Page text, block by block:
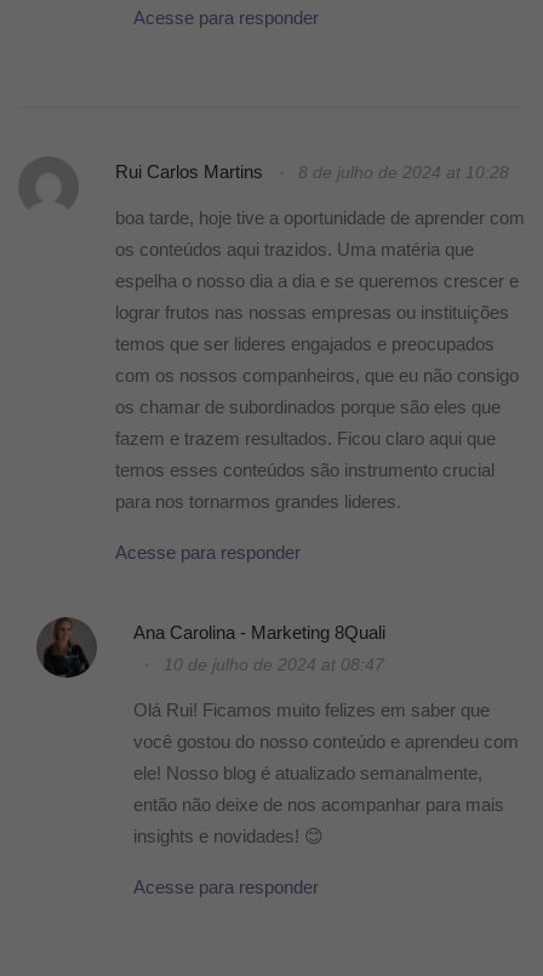
Acesse para responder
Rui Carlos Martins 8 de julho de 2024 at 10:28
boa tarde, hoje tive a oportunidade de aprender com
os conteúdos aqui trazidos. Uma matéria que
espelha o nosso dia a dia e se queremos crescer e
lograr frutos nas nossas empresas ou instituições
temos que ser lideres engajados e preocupados
com os nossos companheiros, que eu não consigo
os chamar de subordinados porque são eles que
fazem e trazem resultados. Ficou claro aqui que
temos esses conteúdos são instrumento crucial
para nos tornarmos grandes lideres.
Acesse para responder
Ana Carolina - Marketing 8Quali
10 de julho de 2024 at 08:47
Olá Rui! Ficamos muito felizes em saber que
você gostou do nosso conteúdo e aprendeu com
ele! Nosso blog é atualizado semanalmente,
então não deixe de nos acompanhar para mais
insights e novidades! 😊
Acesse para responder